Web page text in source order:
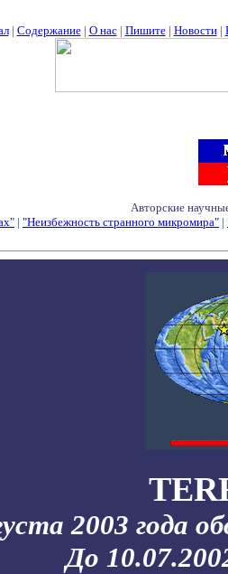
| Содержание| О нас| Пишите| Новости|
Авторские
| "Неизбежность странного микромира" |
2003 года
До